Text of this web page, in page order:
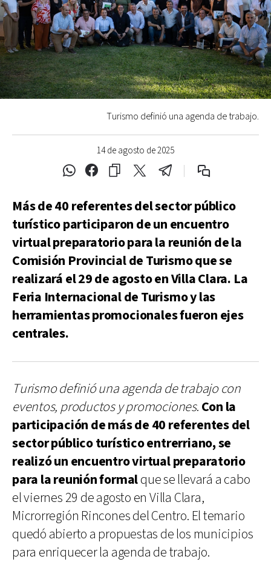
14 de agosto de 2025
Turismo definió una agenda de trabajo.
Más de 40 referentes del sector público
turístico participaron de un encuentro
virtual preparatorio para la reunión de la
Comisión Provincial de Turismo que se
realizará el 29 de agosto en Villa Clara. La
Feria Internacional de Turismo y las
herramientas promocionales fueron ejes
centrales.
Turismo definió una agenda de trabajo con
eventos, productos y promociones. Con la
participación de más de 40 referentes del
sector público turístico entrerriano, se
realizó un encuentro virtual preparatorio
para la reunión formalque se llevará a cabo
el viernes 29 de agosto en Villa Clara,
Microrregión Rincones del Centro. El temario
quedó abierto a propuestas de los municipios
para enriquecer la agenda de trabajo.